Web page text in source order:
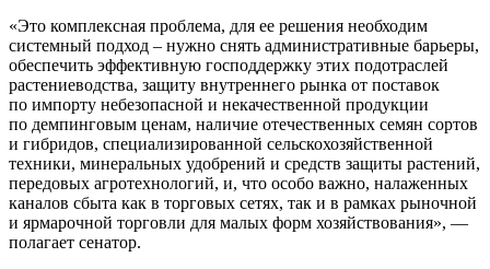
«Это комплексная проблема, для ее решения необходим
системный подход – нужно снять административные барьеры,
обеспечить эффективную господдержку этих подотраслей
растениеводства, защиту внутреннего рынка от поставок
по импорту небезопасной и некачественной продукции
по демпинговым ценам, наличие отечественных семян сортов
и гибридов, специализированной сельскохозяйственной
техники, минеральных удобрений и средств защиты растений,
передовых агротехнологий, и, что особо важно, налаженных
каналов сбыта как в торговых сетях, так и в рамках рыночной
и ярмарочной торговли для малых форм хозяйствования», —
полагает сенатор.